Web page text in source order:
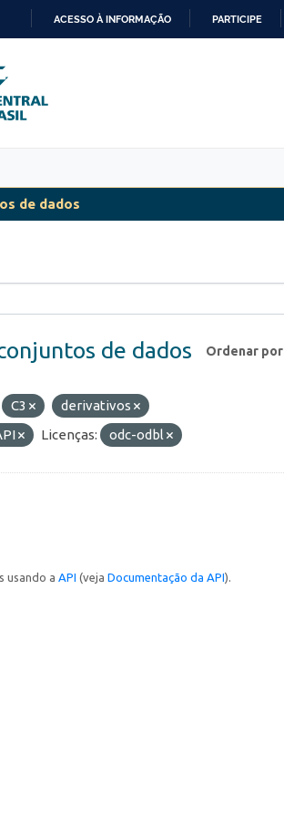
ACESSO À INFORMAÇÃO PARTICIPE
de dados
Ordenar por
de dados
C3
derivativos
Licenças: odc-odbl
usando a API (veja Documentação da API).